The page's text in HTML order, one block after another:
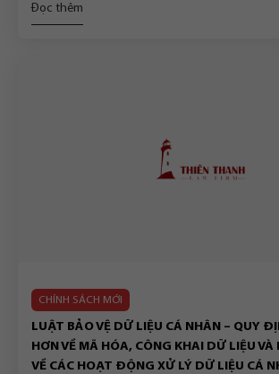
Đọc thêm
CHÍNH SÁCH MỚI
LUẬT BẢO VỆ DỮ LIỆU CÁ NHÂN – QUY
HƠN VỀ MÃ HÓA, CÔNG KHAI DỮ LIỆU VÀ
VỀ CÁC HOẠT ĐỘNG XỬ LÝ DỮ LIỆU CÁ